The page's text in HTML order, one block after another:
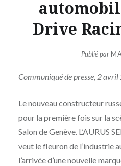
Drive
Publié par
Communiqué de presse, 2
Le nouveau constructeur
pour la première fois sur la
Salon de Genève. L’AURUS
veut le fleuron de l’industrie
l’arrivée d’une nouvelle